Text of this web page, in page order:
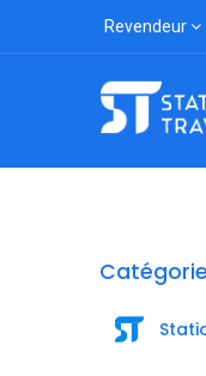
Revendeur